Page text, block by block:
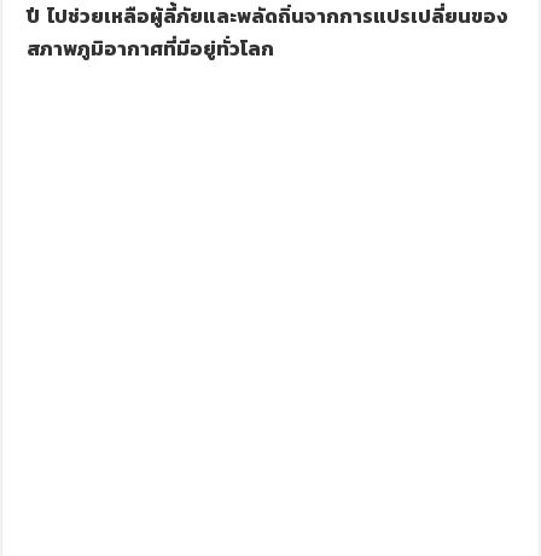
ปี ไปช่วยเหลือผู้ลี้ภัยและพลัดถิ่นจากการแปรเปลี่ยนของ
สภาพภูมิอากาศที่มีอยู่ทั่วโลก